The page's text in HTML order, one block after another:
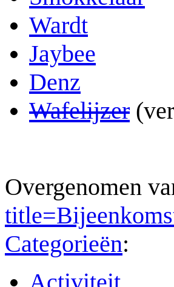
Wardt
Jaybee
Denz
Wafelijzer
Overgenomen
Categorieën: